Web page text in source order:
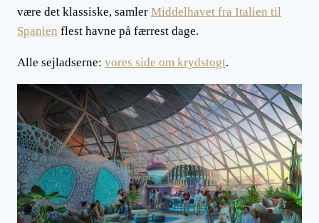
være det klassiske, samler Middelhavet fra Italien til
Spanien flest havne på færrest dage.
Alle sejladserne: vores side om krydstogt.